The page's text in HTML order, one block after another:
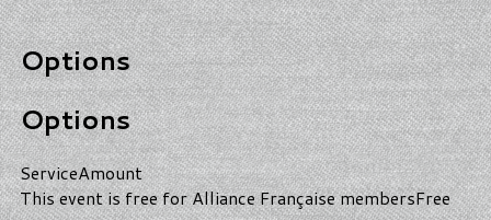
Options
Options
ServiceAmount
This event is free for Alliance Française membersFree